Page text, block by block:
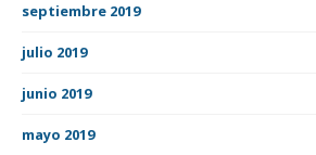
septiembre 2019
julio 2019
junio 2019
mayo 2019